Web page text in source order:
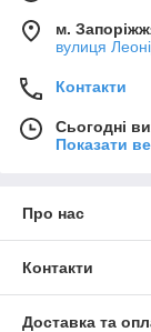
м.
вулиця
Контакти
Сьогодні
Показати
Про нас
Контакти
Доставка та